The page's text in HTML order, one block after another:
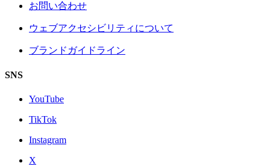
お問い合わせ
ウェブアクセシビリティについて
ブランドガイドライン
SNS
YouTube
TikTok
Instagram
X